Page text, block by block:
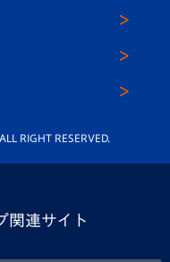
RIGHT RESERVED.
関連サイト